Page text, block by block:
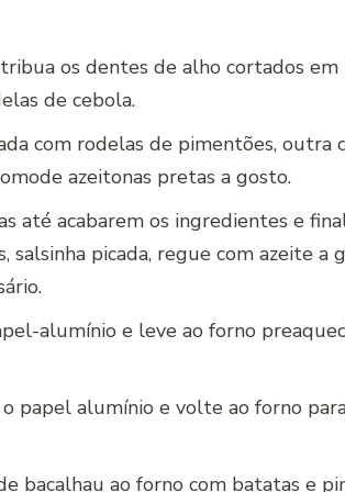
os dentes de alho cortados em
de cebola.
com rodelas de pimentões, outra
azeitonas pretas a gosto.
até acabarem os ingredientes e
salsinha picada, regue com azeite a
alumínio e leve ao forno
papel alumínio e volte ao forno
bacalhau ao forno com batatas e